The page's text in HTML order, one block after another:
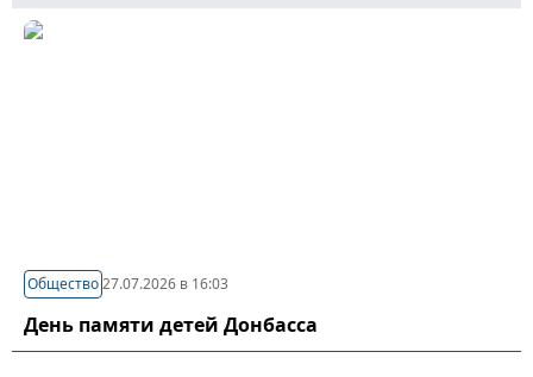
Общество27.07.2026 в 16:03
День памяти детей Донбасса